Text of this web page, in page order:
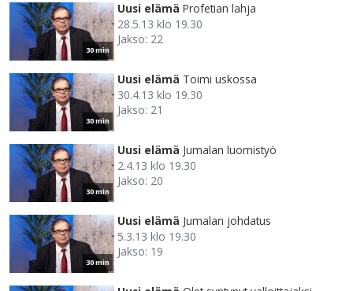
30 min
Uusi elämä Profetian lahja
28.5.13 klo 19.30
Jakso: 22
30 min
Uusi elämä Toimi uskossa
30.4.13 klo 19.30
Jakso: 21
30 min
Uusi elämä Jumalan luomistyö
2.4.13 klo 19.30
Jakso: 20
30 min
Uusi elämä Jumalan johdatus
5.3.13 klo 19.30
Jakso: 19